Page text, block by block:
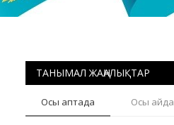
ТАНЫМАЛ ЖАҢАЛЫҚТАР
Осы аптада Осы айда